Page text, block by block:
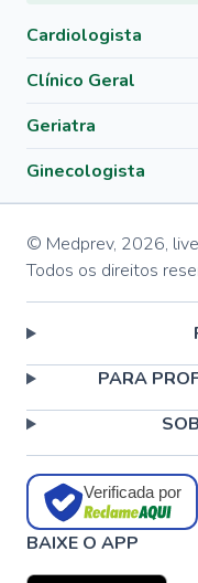
Cardiologista
Clínico Geral
Geriatra
Ginecologista
© Medprev, 2026, live
Todos os direitos
PARA
Verificada por
BAIXE O APP